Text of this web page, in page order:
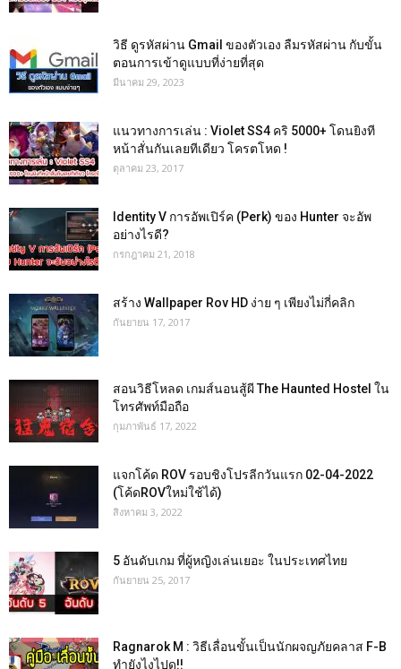
วิธี ดูรหัสผ่าน Gmail ของตัวเอง ลืมรหัสผ่าน กับขั้น
ตอนการเข้าดูแบบที่ง่ายที่สุด
มีนาคม 29, 2023
แนวทางการเล่น : Violet SS4 คริ 5000+ โดนยิงที
หน้าสั่นกันเลยทีเดียว โครตโหด !
ตุลาคม 23, 2017
Identity V การอัพเปิร์ค (Perk) ของ Hunter จะอัพ
อย่างไรดี?
กรกฎาคม 21, 2018
สร้าง Wallpaper Rov HD ง่าย ๆ เพียงไม่กี่คลิก
กันยายน 17, 2017
สอนวิธีโหลด เกมส์นอนสู้ผี The Haunted Hostel ใน
โทรศัพท์มือถือ
กุมภาพันธ์ 17, 2022
แจกโค้ด ROV รอบชิงโปรลีกวันแรก 02-04-2022
(โค้ดROVใหม่ใช้ได้)
สิงหาคม 3, 2022
5 อันดับเกม ที่ผู้หญิงเล่นเยอะ ในประเทศไทย
กันยายน 25, 2017
Ragnarok M : วิธีเลื่อนขั้นเป็นนักผจญภัยคลาส F-B
ทำยังไงไปดู!!